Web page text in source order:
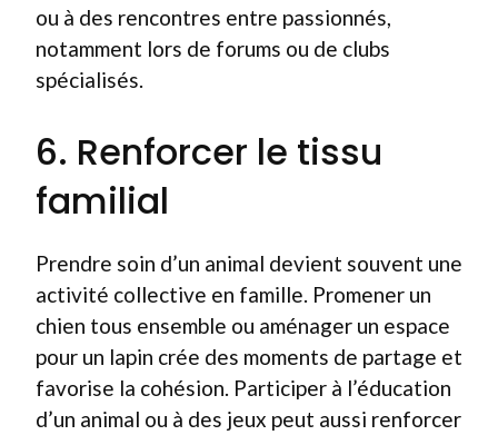
ou à des rencontres entre passionnés,
notamment lors de forums ou de clubs
spécialisés.
6. Renforcer le tissu
familial
Prendre soin d’un animal devient souvent une
activité collective en famille. Promener un
chien tous ensemble ou aménager un espace
pour un lapin crée des moments de partage et
favorise la cohésion. Participer à l’éducation
d’un animal ou à des jeux peut aussi renforcer